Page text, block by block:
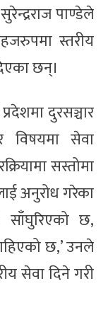
पाण्डेले
स्तरीय
छन्।
दुरसञ्चार
विषयमा सेवा
सस्तोमा
अनुरोध गरेका
साँघुरिएको छ,
छ,’ उनले
सेवा दिने गरी